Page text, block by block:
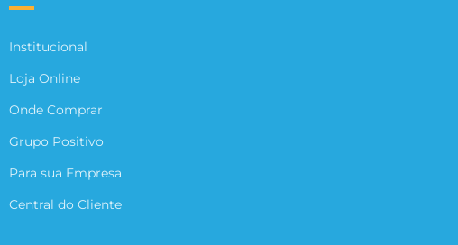
Institucional
Loja Online
Onde Comprar
Grupo Positivo
Para sua Empresa
Central do Cliente